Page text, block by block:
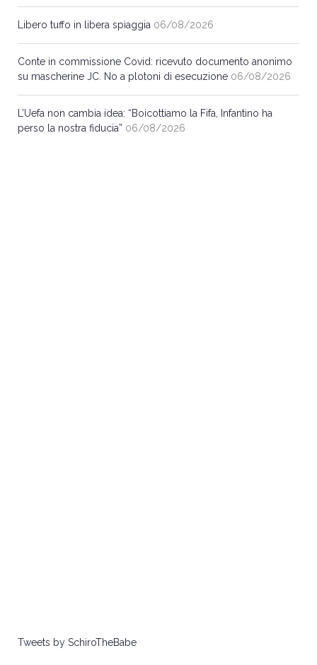
Libero tuffo in libera spiaggia 06/08/2026
Conte in commissione Covid: ricevuto documento anonimo
su mascherine JC. No a plotoni di esecuzione 06/08/2026
L’Uefa non cambia idea: “Boicottiamo la Fifa, Infantino ha
perso la nostra fiducia” 06/08/2026
Tweets by SchiroTheBabe